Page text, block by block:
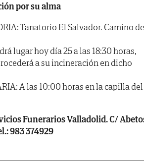
por su alma
Tanatorio El Salvador. Camino
lugar hoy día 25 a las 18:30 horas,
a su incineración en dicho
A las 10:00 horas en la capilla del
Funerarios Valladolid. C/
983 374929